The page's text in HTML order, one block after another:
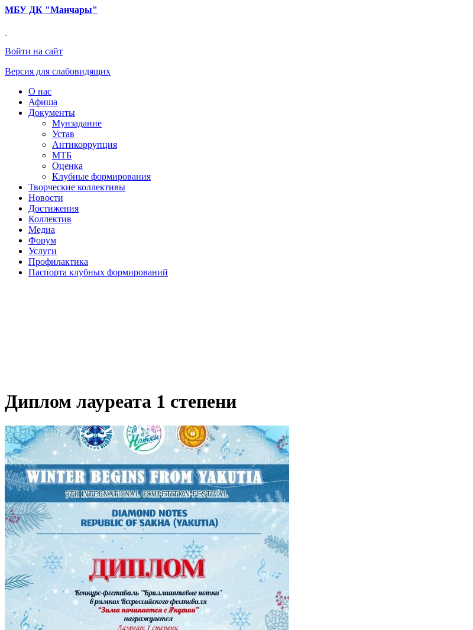
МБУ ДК "Манчары"
Войти на сайт
Версия для слабовидящих
О нас
Афиша
Документы
Мунзадание
Устав
Антикоррупция
МТБ
Оценка
Клубные формирования
Творческие коллективы
Новости
Достижения
Коллектив
Медиа
Форум
Услуги
Профилактика
Паспорта клубных формирований
Диплом лауреата 1 степени